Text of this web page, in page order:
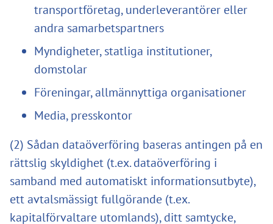
transportföretag, underleverantörer eller
andra samarbetspartners
Myndigheter, statliga institutioner,
domstolar
Föreningar, allmännyttiga organisationer
Media, presskontor
(2) Sådan dataöverföring baseras antingen på en
rättslig skyldighet (t.ex. dataöverföring i
samband med automatiskt informationsutbyte),
ett avtalsmässigt fullgörande (t.ex.
kapitalförvaltare utomlands), ditt samtycke,